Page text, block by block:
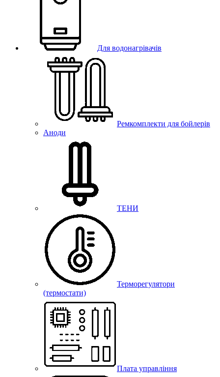
Для водонагрівачів
Ремкомплекти для бойлерів
Аноди
ТЕНИ
Терморегулятори
(термостати)
Плата управління